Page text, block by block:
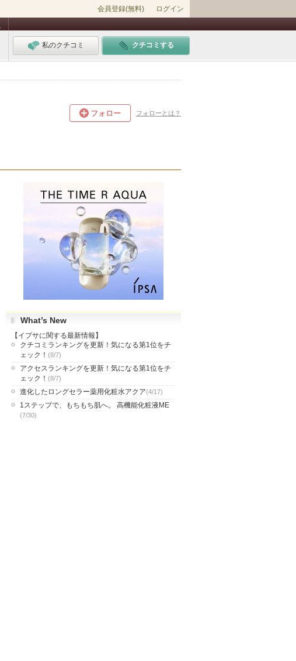
会員登録(無料) ログイン
私のクチコミ クチコミする
フォロー フォローとは？
What’s New
【イプサに関する最新情報】
クチコミランキングを更新！気になる第1位をチ
ェック！ (8/7)
アクセスランキングを更新！気になる第1位をチ
ェック！ (8/7)
進化したロングセラー薬用化粧水アクア(4/17)
1ステップで、もちもち肌へ。 高機能化粧液ME
(7/30)